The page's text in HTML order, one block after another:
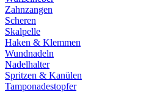
Zahnzangen
Scheren
Skalpelle
Haken & Klemmen
Wundnadeln
Nadelhalter
Spritzen & Kanülen
Tamponadestopfer